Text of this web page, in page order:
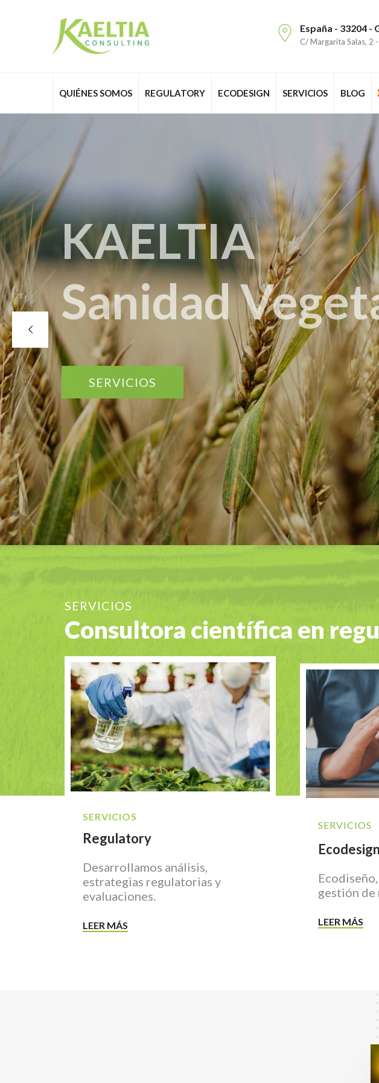
España - 33204 -
C/ Margarita Salas, 2 -
QUIÉNES SOMOS REGULATORY ECODESIGN SERVICIOS BLOG
SERVICIOS
Consultora científica en
SERVICIOS
Regulatory
Desarrollamos análisis,
estrategias regulatorias y
evaluaciones.
LEER MÁS
SERVICIOS
Ecodesign
gestión de
LEER MÁS